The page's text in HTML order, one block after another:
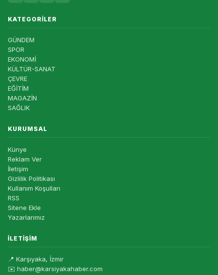
KATEGORILER
GÜNDEM
SPOR
EKONOMİ
KÜLTÜR-SANAT
ÇEVRE
EĞİTİM
MAGAZİN
SAĞLIK
KURUMSAL
Künye
Reklam Ver
İletişim
Gizlilik Politikası
Kullanım Koşulları
RSS
Sitene Ekle
Yazarlarımız
İLETIŞIM
📍 Karşıyaka, İzmir
✉️ haber@karsiyakahaber.com